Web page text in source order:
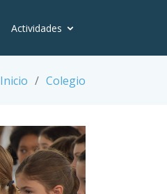
Actividades
Inicio Colegio